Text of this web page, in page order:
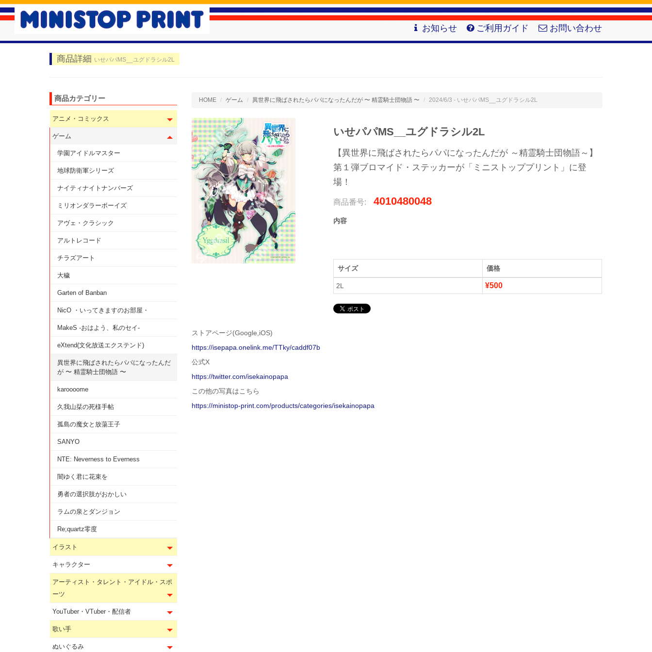
お知らせ ご利用ガイド お問い合わせ
商品詳細 いせパパMS__ユグドラシル2L
HOME ゲーム 異世界に飛ばされたらパパになったんだが 〜 精霊騎士団物語 〜 2024/6/3 - いせパパMS__ユグドラシル2L
いせパパMS__ユグドラシル2L
【異世界に飛ばされたらパパになったんだが ～精霊騎士団物語～】
第１弾ブロマイド・ステッカーが「ミニストッププリント」に登
場！
商品番号: 4010480048
内容
サイズ 価格
2L ¥500
ストアページ(Google,iOS)
https://isepapa.onelink.me/TTky/caddf07b
公式X
https://twitter.com/isekainopapa
この他の写真はこちら
https://ministop-print.com/products/categories/isekainopapa
商品カテゴリー
アニメ・コミックス
ゲーム
学園アイドルマスター
地球防衛軍シリーズ
ナイティナイトナンバーズ
ミリオンダラーボーイズ
アヴェ・クラシック
アルトレコード
チラズアート
大穢
Garten of Banban
NicO ・いってきますのお部屋・
MakeS -おはよう、私のセイ-
eXtend(文化放送エクステンド)
異世界に飛ばされたらパパになったんだ
が 〜 精霊騎士団物語 〜
karoooome
久我山栞の死様手帖
孤島の魔女と放蕩王子
SANYO
NTE: Neverness to Everness
闇ゆく君に花束を
勇者の選択肢がおかしい
ラムの泉とダンジョン
Re;quartz零度
イラスト
キャラクター
アーティスト・タレント・アイドル・スポ
ーツ
YouTuber・VTuber・配信者
歌い手
ぬいぐるみ